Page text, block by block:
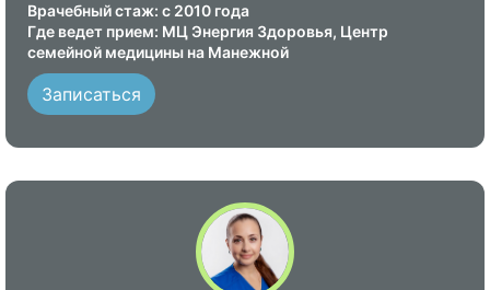
Врачебный стаж: с 2010 года
Где ведет прием: МЦ Энергия Здоровья, Центр
семейной медицины на Манежной
Записаться